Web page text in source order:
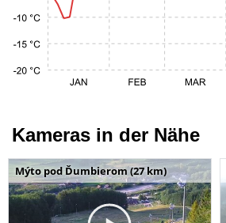
Kameras in der Nähe
Mýto pod Ďumbierom (27 km)